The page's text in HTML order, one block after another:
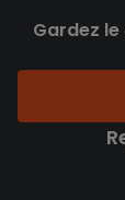
Gardez